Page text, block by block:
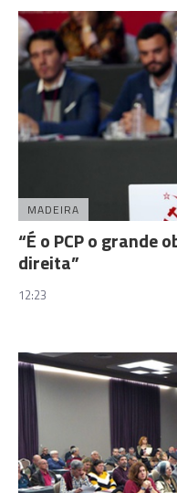
MADEIRA
“É o PCP o grande
direita”
12:23